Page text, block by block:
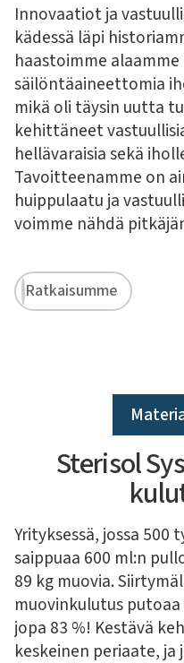
Innovaatiot ja
kädessä läpi
haastoimme
säilöntäaineettomia
mikä oli täysin uutta
kehittäneet
hellävaraisia sekä
Tavoitteenamme on
huippulaatu ja
voimme nähdä
Ratkaisumme
Sterisol
Yrityksessä, jossa
saippuaa 600 ml:n
89 kg muovia.
muovinkulutus putoaa
jopa 83 %! Kestävä
keskeinen periaate,